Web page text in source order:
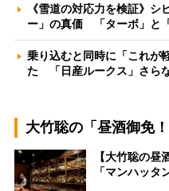
《雪道の対応力を検証》シ
ー」の真価 「ターボ」と
乗り込むと同時に「これが
た 「日産ルークス」さら
大竹聡の「昼酒御免！
【大竹聡の昼
「マンハッ